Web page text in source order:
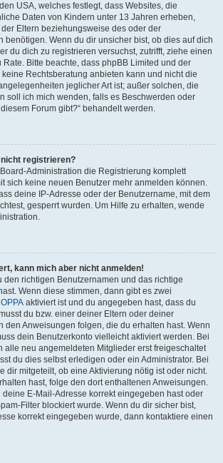
USA, welches festlegt, dass Websites, die
Daten von Kindern unter 13 Jahren erheben,
Eltern beziehungsweise des oder der
benötigen. Wenn du dir unsicher bist, ob dies auf dich
du dich zu registrieren versuchst, zutrifft, ziehe einen
Bitte beachte, dass phpBB Limited und der
keine Rechtsberatung anbieten kann und nicht die
jeglicher Art ist; außer solchen, die
soll ich mich wenden, falls es Beschwerden oder
Forum gibt?“ behandelt werden.
registrieren?
Administration die Registrierung komplett
sich keine neuen Benutzer mehr anmelden können.
deine IP-Adresse oder der Benutzername, mit dem
gesperrt wurden. Um Hilfe zu erhalten, wende
kann mich aber nicht anmelden!
den richtigen Benutzernamen und das richtige
Wenn diese stimmen, dann gibt es zwei
aktiviert ist und du angegeben hast, dass du
du bzw. einer deiner Eltern oder deiner
den Anweisungen folgen, die du erhalten hast. Wenn
dein Benutzerkonto vielleicht aktiviert werden. Bei
alle neu angemeldeten Mitglieder erst freigeschaltet
du dies selbst erledigen oder ein Administrator. Bei
dir mitgeteilt, ob eine Aktivierung nötig ist oder nicht.
hast, folge den dort enthaltenen Anweisungen.
deine E-Mail-Adresse korrekt eingegeben hast oder
Filter blockiert wurde. Wenn du dir sicher bist,
korrekt eingegeben wurde, dann kontaktiere einen